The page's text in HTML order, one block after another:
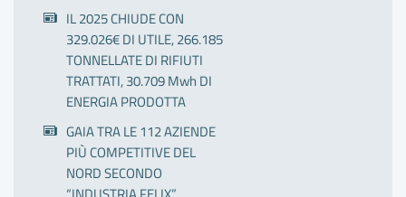
IL 2025 CHIUDE CON
329.026€ DI UTILE, 266.185
TONNELLATE DI RIFIUTI
TRATTATI, 30.709 Mwh DI
ENERGIA PRODOTTA
GAIA TRA LE 112 AZIENDE
PIÙ COMPETITIVE DEL
NORD SECONDO